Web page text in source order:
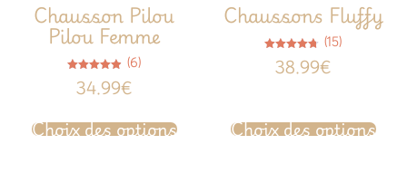
Chausson Pilou
Pilou Femme
4.83
sur 5
(6)
34.99€
Choix des options
Chaussons Fluffy
4.67
sur 5
(15)
38.99€
Choix des options